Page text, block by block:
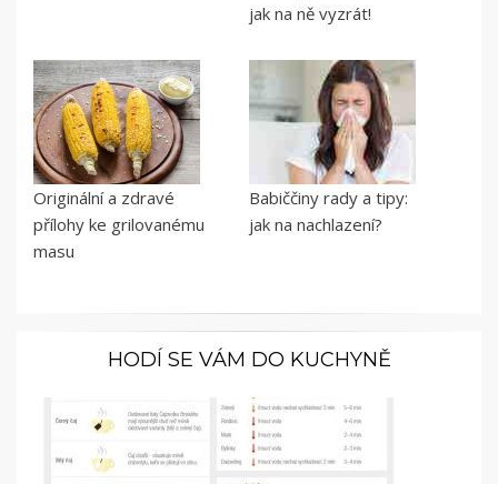
jak na ně vyzrát!
Originální a zdravé
přílohy ke grilovanému
masu
Babiččiny rady a tipy:
jak na nachlazení?
HODÍ SE VÁM DO KUCHYNĚ